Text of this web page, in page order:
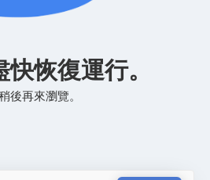
恢復運行。
後再來瀏覽。